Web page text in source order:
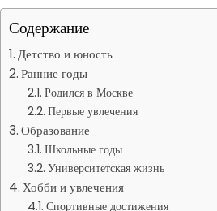
Содержание
Детство и юность
Ранние годы
Родился в Москве
Первые увлечения
Образование
Школьные годы
Университетская жизнь
Хобби и увлечения
Спортивные достижения